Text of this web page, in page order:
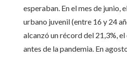
esperaban. En el mes de junio,
urbano juvenil (entre 16 y 24
alcanzó un récord del 21,3%,
antes de la pandemia. En